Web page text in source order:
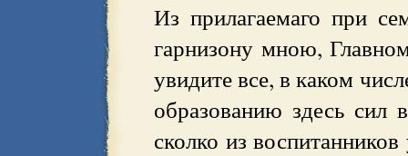
Из прилагаемаго при
гарнизону мною,
увидите все, в каком
образованию здесь сил
сколко из